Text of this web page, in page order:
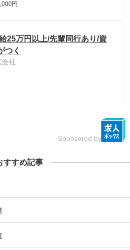
円
25万円以上/先輩同行あり/資
つく
会社
Sponsored by
すすめ記事